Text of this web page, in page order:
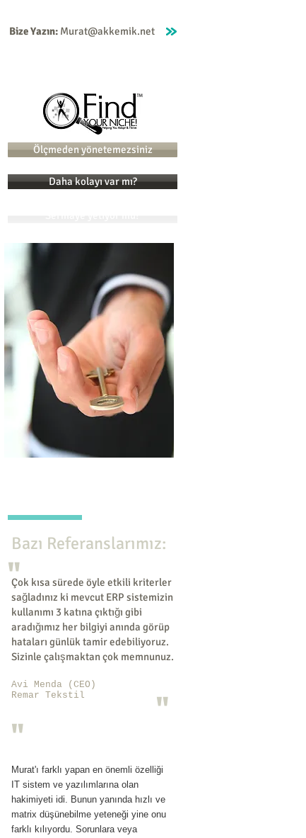
Bize Yazın: Murat@akkemik.net
Ölçmeden yönetemezsiniz
Daha kolayı var mı?
Bazı Referanslarımız:
"
Çok kısa sürede öyle etkili kriterler
sağladınız ki mevcut ERP sistemizin
kullanımı 3 katına çıktığı gibi
aradığımız her bilgiyi anında görüp
hataları günlük tamir edebiliyoruz.
Sizinle çalışmaktan çok memnunuz.
Avi Menda (CEO)
Remar Tekstil
"
"
Murat'ı farklı yapan en önemli özelliği
IT sistem ve yazılımlarına olan
hakimiyeti idi. Bunun yanında hızlı ve
matrix düşünebilme yeteneği yine onu
farklı kılıyordu. Sorunlara veya